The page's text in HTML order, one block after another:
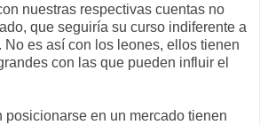
nuestras respectivas cuentas no
que seguiría su curso indiferente a
No es así con los leones, ellos tienen
con las que pueden influir el
posicionarse en un mercado tienen